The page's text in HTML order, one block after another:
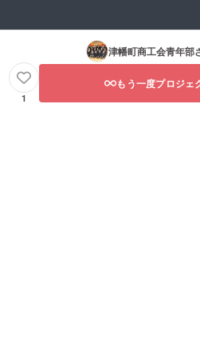
津幡町商工会青年部
1
もう一度プロジェ